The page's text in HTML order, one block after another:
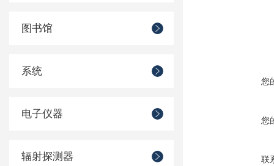
图书馆
系统
电子仪器
辐射探测器
您
您
联